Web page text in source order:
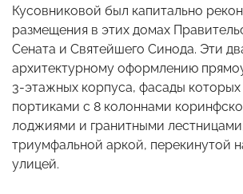
Кусовниковой был капитально
размещения в этих домах
Сената и Святейшего Синода. Эти
архитектурному оформлению
3-этажных корпуса, фасады
портиками с 8 колоннами
лоджиями и гранитными
триумфальной аркой, перекинутой
улицей.